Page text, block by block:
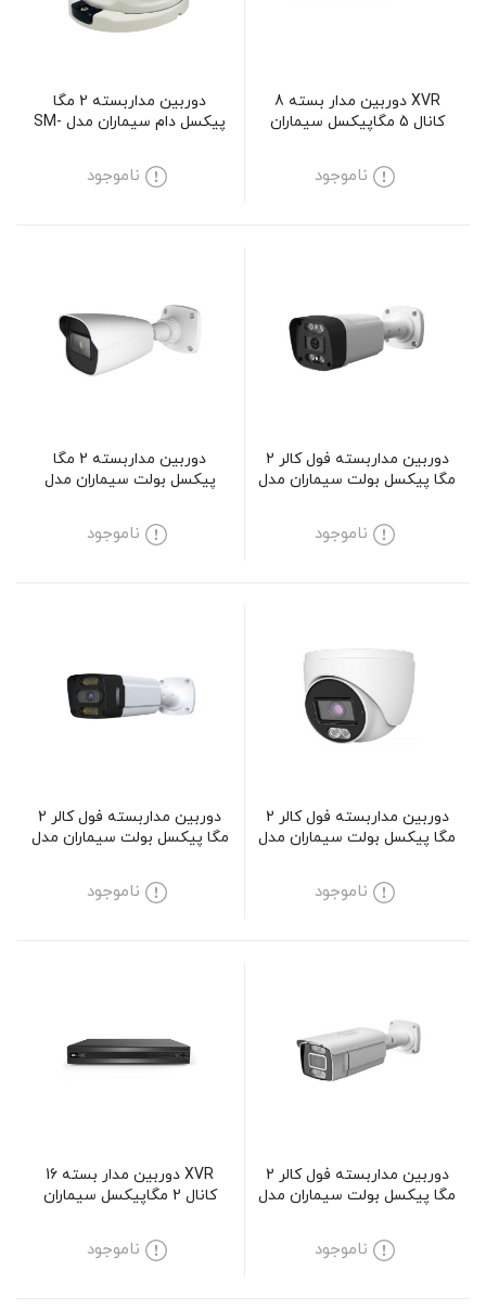
XVR دوربین مدار بسته 8
کانال 5 مگاپیکسل سیماران
ناموجود
دوربین مداربسته 2 مگا
پیکسل دام سیماران مدل SM-
ناموجود
دوربین مداربسته فول کالر 2
مگا پیکسل بولت سیماران مدل
ناموجود
دوربین مداربسته 2 مگا
پیکسل بولت سیماران مدل
ناموجود
دوربین مداربسته فول کالر 2
مگا پیکسل بولت سیماران مدل
ناموجود
دوربین مداربسته فول کالر 2
مگا پیکسل بولت سیماران مدل
ناموجود
دوربین مداربسته فول کالر 2
مگا پیکسل بولت سیماران مدل
ناموجود
XVR دوربین مدار بسته 16
کانال 2 مگاپیکسل سیماران
ناموجود